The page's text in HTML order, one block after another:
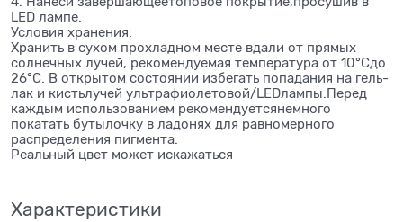
LED лампе.
Условия хранения:
Хранить в сухом прохладном месте вдали от прямых
солнечных лучей, рекомендуемая температура от 10°Сдо
26°С. В открытом состоянии избегать попадания на гель-
лак и кистьлучей ультрафиолетовой/LEDлампы.Перед
каждым использованием рекомендуетсянемного
покатать бутылочку в ладонях для равномерного
распределения пигмента.
Реальный цвет может искажаться
Характеристики